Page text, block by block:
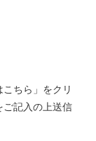
ちら」をクリ
ご記入の上送信